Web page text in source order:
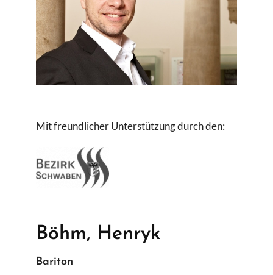
Suche
nach:
Mit freundlicher Unterstützung durch den:
Böhm, Henryk
Bariton